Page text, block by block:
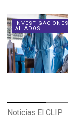
ALIADOS
Noticias El CLIP